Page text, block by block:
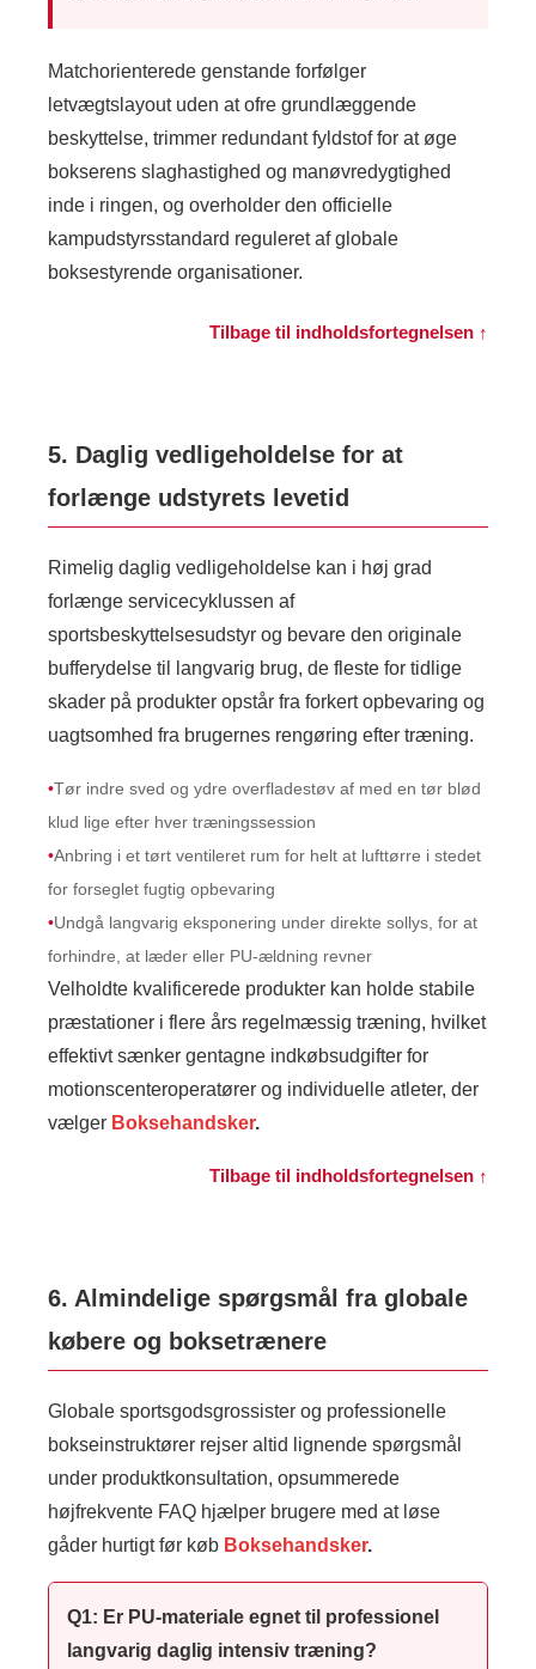
Matchorienterede genstande forfølger
letvægtslayout uden at ofre grundlæggende
beskyttelse, trimmer redundant fyldstof for at øge
bokserens slaghastighed og manøvredygtighed
inde i ringen, og overholder den officielle
kampudstyrsstandard reguleret af globale
boksestyrende organisationer.
Tilbage til indholdsfortegnelsen ↑
5. Daglig vedligeholdelse for at
forlænge udstyrets levetid
Rimelig daglig vedligeholdelse kan i høj grad
forlænge servicecyklussen af ​​
sportsbeskyttelsesudstyr og bevare den originale
bufferydelse til langvarig brug, de fleste for tidlige
skader på produkter opstår fra forkert opbevaring og
uagtsomhed fra brugernes rengøring efter træning.
•Tør indre sved og ydre overfladestøv af med en tør blød
klud lige efter hver træningssession
•Anbring i et tørt ventileret rum for helt at lufttørre i stedet
for forseglet fugtig opbevaring
•Undgå langvarig eksponering under direkte sollys, for at
forhindre, at læder eller PU-ældning revner
Velholdte kvalificerede produkter kan holde stabile
præstationer i flere års regelmæssig træning, hvilket
effektivt sænker gentagne indkøbsudgifter for
motionscenteroperatører og individuelle atleter, der
vælger Boksehandsker.
Tilbage til indholdsfortegnelsen ↑
6. Almindelige spørgsmål fra globale
købere og boksetrænere
Globale sportsgodsgrossister og professionelle
bokseinstruktører rejser altid lignende spørgsmål
under produktkonsultation, opsummerede
højfrekvente FAQ hjælper brugere med at løse
gåder hurtigt før køb Boksehandsker.
Q1: Er PU-materiale egnet til professionel
langvarig daglig intensiv træning?